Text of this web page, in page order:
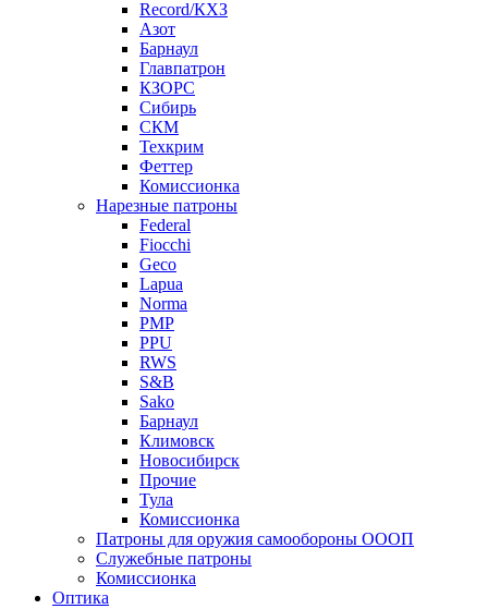
Record/КХЗ
Азот
Барнаул
Главпатрон
КЗОРС
Сибирь
СКМ
Техкрим
Феттер
Комиссионка
Нарезные патроны
Federal
Fiocchi
Geco
Lapua
Norma
PMP
PPU
RWS
S&B
Sako
Барнаул
Климовск
Новосибирск
Прочие
Тула
Комиссионка
Патроны для оружия самообороны ОООП
Служебные патроны
Комиссионка
Оптика